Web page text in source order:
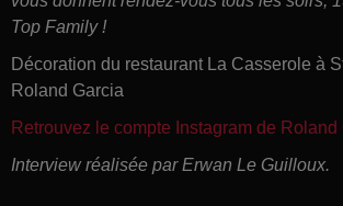
Top Family !
Décoration du restaurant La Casserole à
Roland Garcia
Retrouvez le compte Instagram de Roland
Interview réalisée par Erwan Le Guilloux.